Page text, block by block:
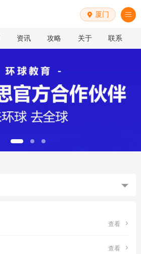
 厦门 
资讯 攻略 关于 联系
查看 
查看 